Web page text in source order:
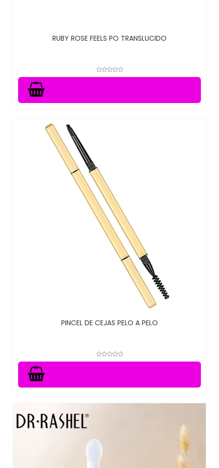
RUBY ROSE FEELS PO TRANSLUCIDO
PINCEL DE CEJAS PELO A PELO